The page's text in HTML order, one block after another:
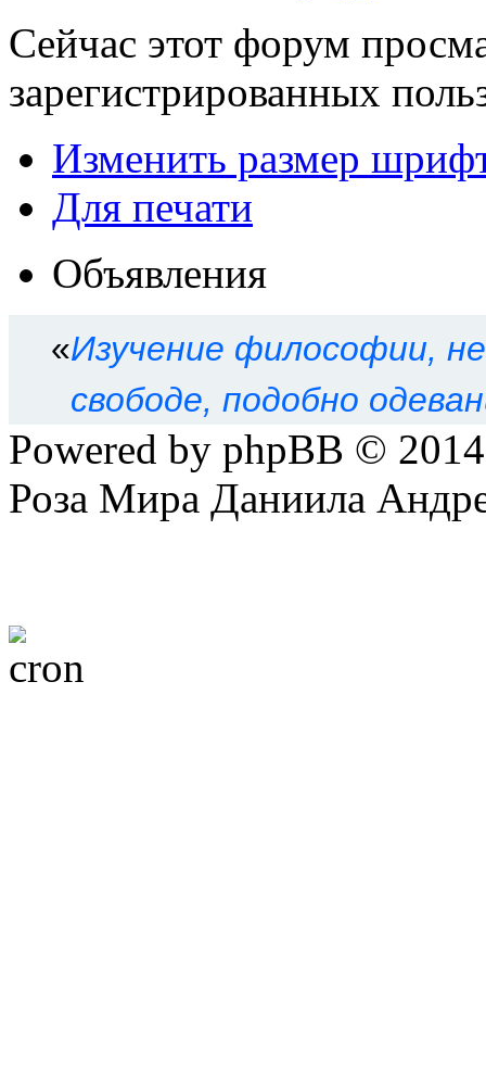
Сейчас этот форум
зарегистрированных
Изменить размер
Для печати
Объявления
«Изучение философии,
свободе, подобно
Powered by phpBB ©
Роза Мира Даниила